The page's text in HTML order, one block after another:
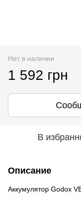
Нет в наличии
1 592 грн
В
Описание
Аккумулятор Godox